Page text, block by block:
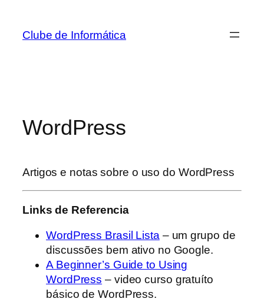
Clube de Informática
WordPress
Artigos e notas sobre o uso do WordPress
Links de Referencia
WordPress Brasil Lista – um grupo de
discussões bem ativo no Google.
A Beginner’s Guide to Using
WordPress – video curso gratuíto
básico de WordPress.